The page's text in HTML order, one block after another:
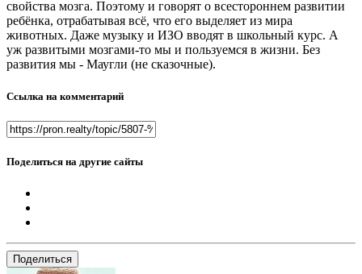
свойства мозга. Поэтому и говорят о всестороннем развитии
ребёнка, отрабатывая всё, что его выделяет из мира
животных. Даже музыку и ИЗО вводят в школьный курс. А
уж развитыми мозгами-то мы и пользуемся в жизни. Без
развития мы - Маугли (не сказочные).
Ссылка на комментарий
Поделиться на другие сайты
Поделиться